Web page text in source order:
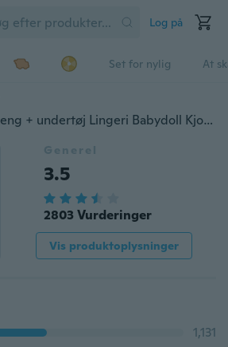
Log på
Set for nylig At
Kvinder Sexet G-streng + undertøj Lingeri Babydoll Kjole Dame Natkjole Nattøj Pyjamas Nattjakker
Generel
3.5
2803 Vurderinger
Vis produktoplysninger
1,131